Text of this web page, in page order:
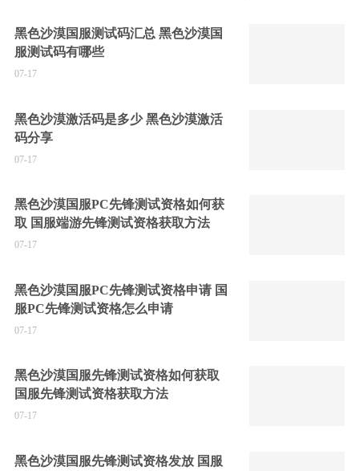
黑色沙漠国服测试码汇总 黑色沙漠国
服测试码有哪些
07-17
黑色沙漠激活码是多少 黑色沙漠激活
码分享
07-17
黑色沙漠国服PC先锋测试资格如何获
取 国服端游先锋测试资格获取方法
07-17
黑色沙漠国服PC先锋测试资格申请 国
服PC先锋测试资格怎么申请
07-17
黑色沙漠国服先锋测试资格如何获取
国服先锋测试资格获取方法
07-17
黑色沙漠国服先锋测试资格发放 国服